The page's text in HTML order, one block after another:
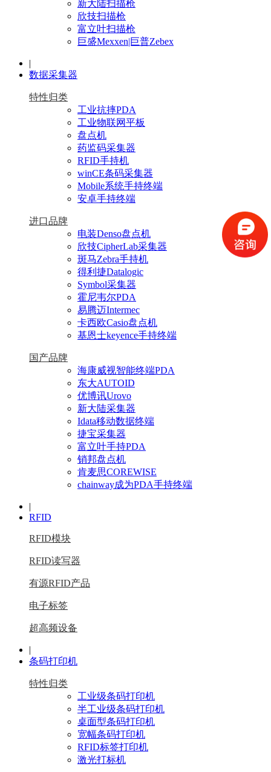
新大陆扫描枪
欣技扫描枪
富立叶扫描枪
巨盛Mexxen|巨普Zebex
|
数据采集器
特性归类
工业抗摔PDA
工业物联网平板
盘点机
药监码采集器
RFID手持机
winCE条码采集器
Mobile系统手持终端
安卓手持终端
进口品牌
电装Denso盘点机
欣技CipherLab采集器
斑马Zebra手持机
得利捷Datalogic
Symbol采集器
霍尼韦尔PDA
易腾迈Intermec
卡西欧Casio盘点机
基恩士keyence手持终端
国产品牌
海康威视智能终端PDA
东大AUTOID
优博讯Urovo
新大陆采集器
Idata移动数据终端
捷宝采集器
富立叶手持PDA
销邦盘点机
肯麦思COREWISE
chainway成为PDA手持终端
|
RFID
RFID模块
RFID读写器
有源RFID产品
电子标签
超高频设备
|
条码打印机
特性归类
工业级条码打印机
半工业级条码打印机
桌面型条码打印机
宽幅条码打印机
RFID标签打印机
激光打标机